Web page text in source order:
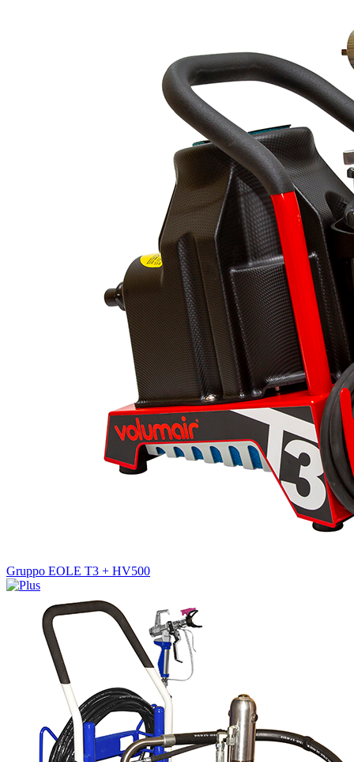
Gruppo EOLE T3 + HV500